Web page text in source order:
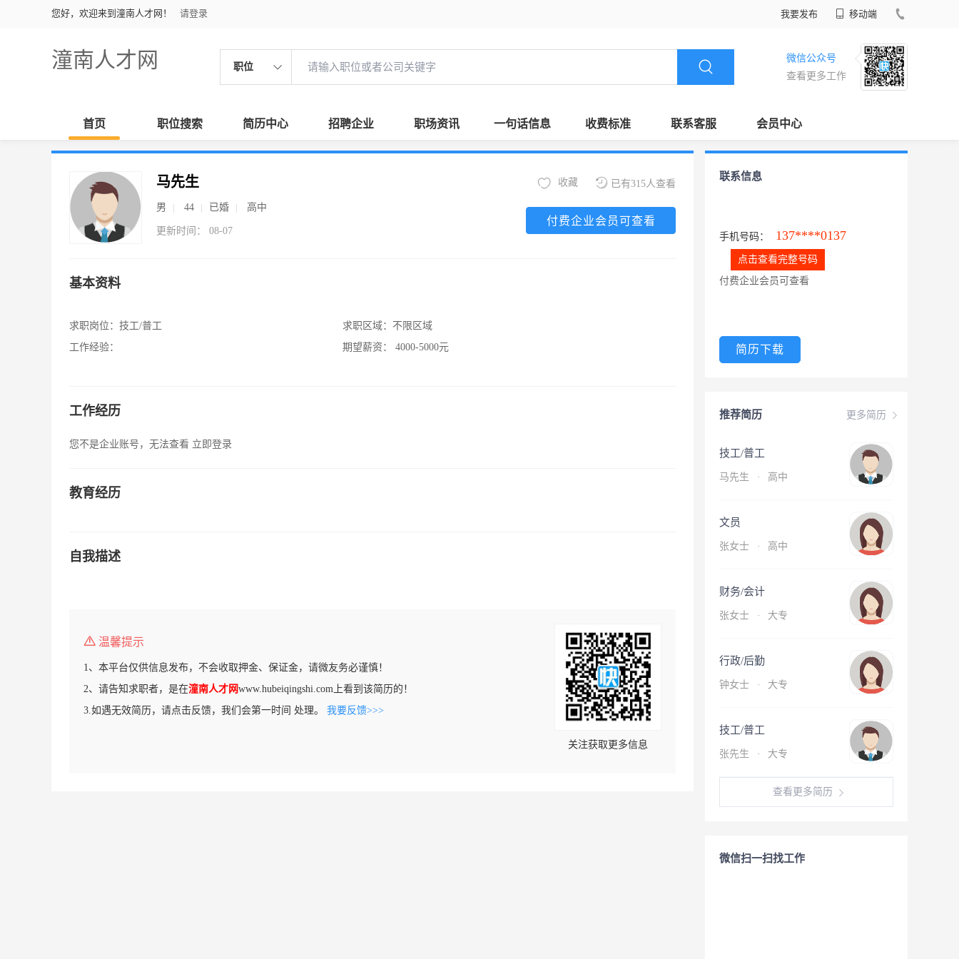
您好，欢迎来到潼南人才网！ 请登录 我要发布 移动端
潼南人才网 职位
微信公众号
查看更多工作
首页 职位搜索 简历中心 招聘企业 职场资讯 一句话信息 收费标准 联系客服 会员中心
马先生
男 44 已婚 高中
更新时间： 08-07
已有315人查看
收藏
付费企业会员可查看
基本资料
求职岗位： 技工/普工
工作经验：
求职区域： 不限区域
期望薪资：
4000-5000元
工作经历
您不是企业账号，无法查看 立即登录
教育经历
自我描述
温馨提示
1、本平台仅供信息发布，不会收取押金、保证金，请微友务必谨慎！
2、请告知求职者，是在潼南人才网www.hubeiqingshi.com上看到该简历的！
3.如遇无效简历，请点击反馈，我们会第一时间 处理。 我要反馈>>>
关注获取更多信息
联系信息
手机号码： 137****0137
点击查看完整号码
付费企业会员可查看
简历下载
更多简历
推荐简历
技工/普工
马先生 · 高中
文员
张女士 · 高中
财务/会计
张女士 · 大专
行政/后勤
钟女士 · 大专
技工/普工
张先生 · 大专
查看更多简历
微信扫一扫找工作